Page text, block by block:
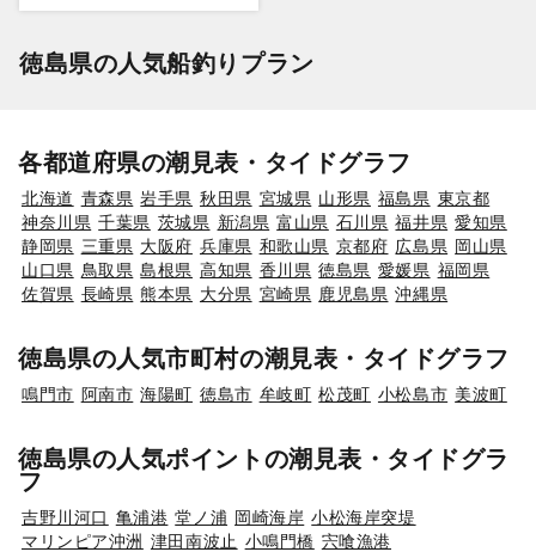
徳島県の人気船釣りプラン
各都道府県の潮見表・タイドグラフ
北海道 青森県 岩手県 秋田県 宮城県 山形県 福島県 東京都
神奈川県 千葉県 茨城県 新潟県 富山県 石川県 福井県 愛知県
静岡県 三重県 大阪府 兵庫県 和歌山県 京都府 広島県 岡山県
山口県 鳥取県 島根県 高知県 香川県 徳島県 愛媛県 福岡県
佐賀県 長崎県 熊本県 大分県 宮崎県 鹿児島県 沖縄県
徳島県の人気市町村の潮見表・タイドグラフ
鳴門市 阿南市 海陽町 徳島市 牟岐町 松茂町 小松島市 美波町
徳島県の人気ポイントの潮見表・タイドグラ
フ
吉野川河口 亀浦港 堂ノ浦 岡崎海岸 小松海岸突堤
マリンピア沖洲 津田南波止 小鳴門橋 宍喰漁港